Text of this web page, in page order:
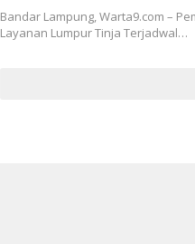
Bandar Lampung, Warta9.com –
Layanan Lumpur Tinja Terjadwal…